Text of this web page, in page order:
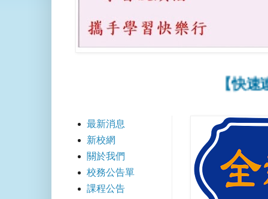
【快速連結
最新消息
新校網
關於我們
校務公告單
課程公告